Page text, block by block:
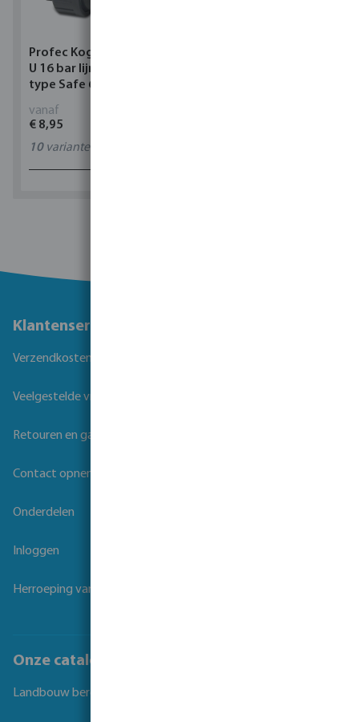
Profec Kogelkraan PVC-
U 16 bar lijmmof grijs
type Safe 600
vanaf
€ 8,95
10varianten
Klantenservice
Verzendkosten
Veelgestelde vragen
Retouren en garantie
Contact opnemen
Onderdelen
Inloggen
Herroeping van overeenkomst
Onze catalogi
Landbouw beregening